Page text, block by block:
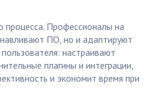
процесса. Профессионалы на
ПО, но и адаптируют
настраивают
плагины и интеграции,
и экономит время при